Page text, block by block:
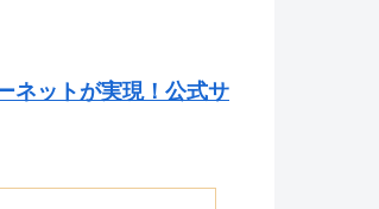
ネットが実現！公式サ